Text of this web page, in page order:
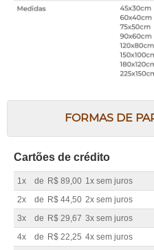
FORMAS DE
Cartões de crédito
1x de R$ 89,00 1x sem juros
2x
de R$ 44,50 2x sem juros
3x
de R$ 29,67 3x sem juros
4x
de R$ 22,25 4x sem juros